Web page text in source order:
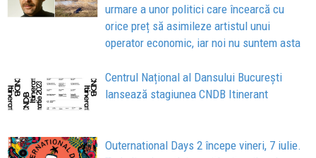
urmare a unor politici care încearcă cu
orice preț să asimileze artistul unui
operator economic, iar noi nu suntem asta
Centrul Național al Dansului București
lansează stagiunea CNDB Itinerant
Outernational Days 2 începe vineri, 7 iulie.